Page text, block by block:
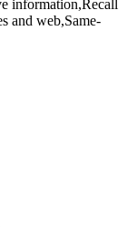
information,Recall
and web,Same-